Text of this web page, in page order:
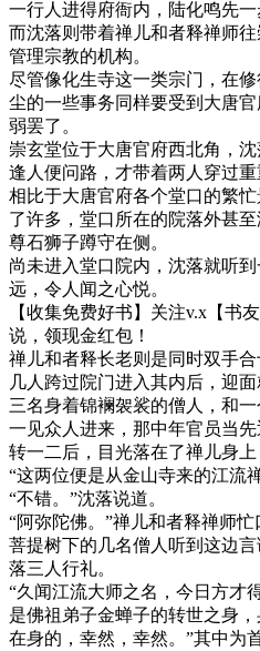
一行人进得府衙内，陆化鸣先
而沈落则带着禅儿和者释禅师
管理宗教的机构。
尽管像化生寺这一类宗门，在
尘的一些事务同样要受到大唐
弱罢了。
崇玄堂位于大唐官府西北角，
逢人便问路，才带着两人穿过重
相比于大唐官府各个堂口的繁
了许多，堂口所在的院落外甚
尊石狮子蹲守在侧。
尚未进入堂口院内，沈落就听
远，令人闻之心悦。
【收集免费好书】关注v.x【书
说，领现金红包！
禅儿和者释长老则是同时双手合
几人跨过院门进入其内后，迎
三名身着锦襕袈裟的僧人，和
一见众人进来，那中年官员当
转一二后，目光落在了禅儿身
“这两位便是从金山寺来的江流
“不错。”沈落说道。
“阿弥陀佛。”禅儿和者释禅师忙
菩提树下的几名僧人听到这边
落三人行礼。
“久闻江流大师之名，今日方才
是佛祖弟子金蝉子的转世之身
在身的，幸然，幸然。”其中为